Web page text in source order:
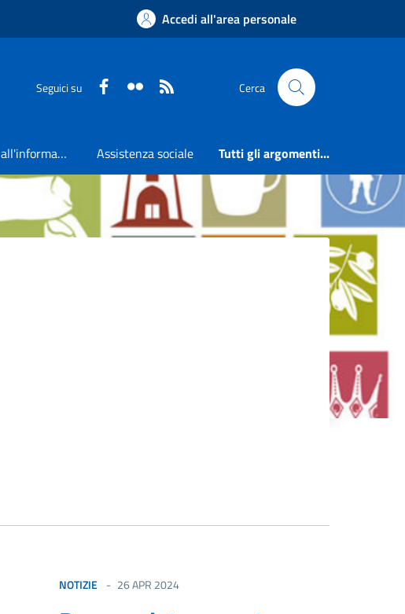
Accedi all'area personale
Seguici su Faceboook
Flickr Cerca
Accesso all'informazione Assistenza sociale Tutti gli argomenti...
NOTIZIE 26 APR 2024